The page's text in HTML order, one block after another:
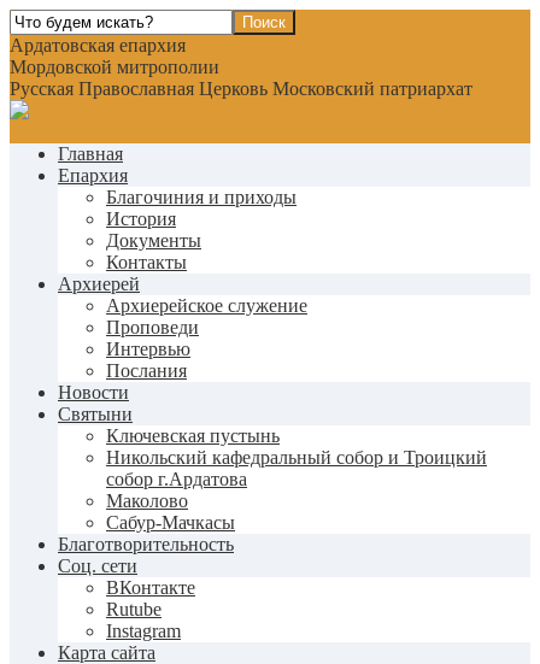
Ардатовская епархия
Мордовской митрополии
Русская Православная Церковь Московский патриархат
Главная
Епархия
Благочиния и приходы
История
Документы
Контакты
Архиерей
Архиерейское служение
Проповеди
Интервью
Послания
Новости
Святыни
Ключевская пустынь
Никольский кафедральный собор и Троицкий
собор г.Ардатова
Маколово
Сабур-Мачкасы
Благотворительность
Соц. сети
ВКонтакте
Rutube
Instagram
Карта сайта